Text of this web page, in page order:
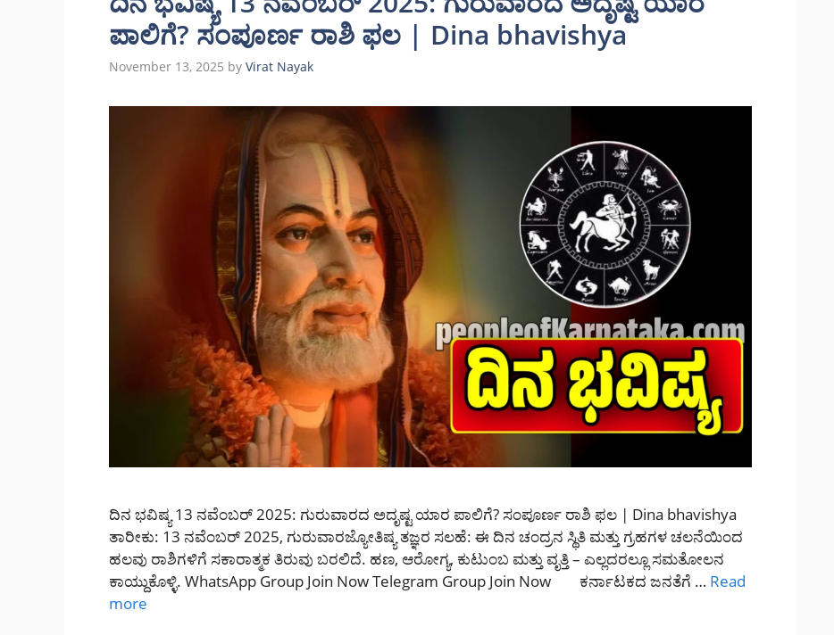
ಪಾಲಿಗೆ? ಸಂಪೂರ್ಣ ರಾಶಿ ಫಲ | Dina bhavishya
November 13, 2025 by Virat Nayak
ದಿನ ಭವಿಷ್ಯ 13 ನವೆಂಬರ್ 2025: ಗುರುವಾರದ ಅದೃಷ್ಟ ಯಾರ ಪಾಲಿಗೆ? ಸಂಪೂರ್ಣ ರಾಶಿ ಫಲ | Dina bhavishya
ತಾರೀಕು: 13 ನವೆಂಬರ್ 2025, ಗುರುವಾರಜ್ಯೋತಿಷ್ಯ ತಜ್ಞರ ಸಲಹೆ: ಈ ದಿನ ಚಂದ್ರನ ಸ್ಥಿತಿ ಮತ್ತು ಗ್ರಹಗಳ ಚಲನೆಯಿಂದ
ಹಲವು ರಾಶಿಗಳಿಗೆ ಸಕಾರಾತ್ಮಕ ತಿರುವು ಬರಲಿದೆ. ಹಣ, ಆರೋಗ್ಯ, ಕುಟುಂಬ ಮತ್ತು ವೃತ್ತಿ – ಎಲ್ಲದರಲ್ಲೂ ಸಮತೋಲನ
ಕಾಯ್ದುಕೊಳ್ಳಿ. WhatsApp Group Join Now Telegram Group Join Now ಕರ್ನಾಟಕದ ಜನತೆಗೆ … Read
more